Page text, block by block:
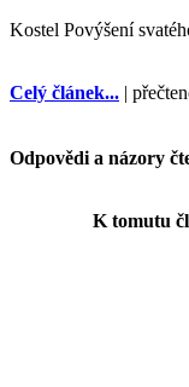
Kostel Povýšení
Celý článek... |
Odpovědi a názory
K tomutu